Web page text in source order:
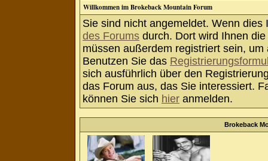
Willkommen im Brokeback Mountain Forum
Sie sind nicht angemeldet. Wenn
des Forums durch. Dort wird Ihnen
müssen außerdem registriert sein,
Benutzen Sie das
sich ausführlich über den
das Forum aus, das Sie interessiert.
können Sie sich hier anmelden.
Brokeback